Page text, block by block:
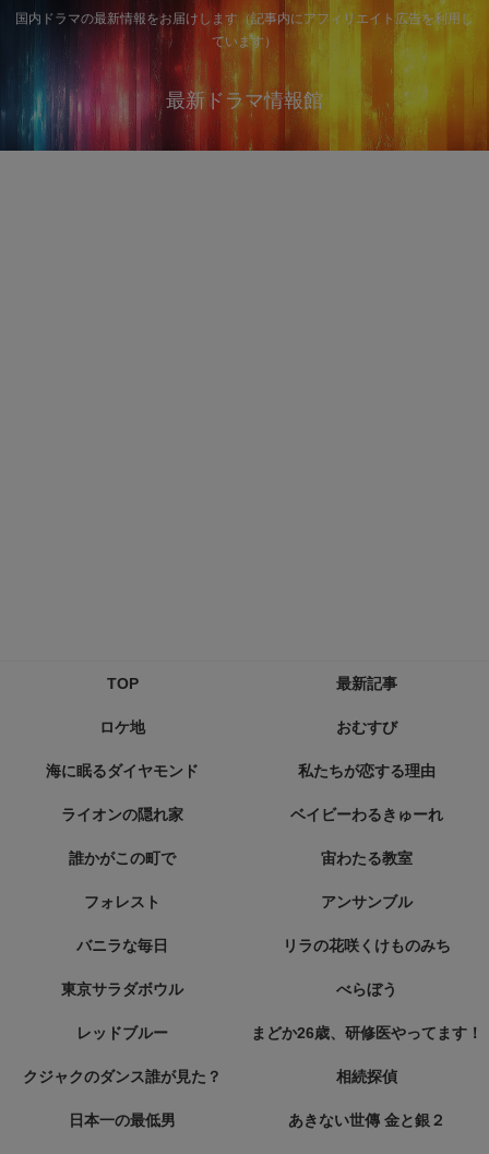
国内ドラマの最新情報をお届けします（記事内にアフィリエイト広告を利用し
ています）
最新ドラマ情報館
TOP 最新記事
ロケ地 おむすび
海に眠るダイヤモンド 私たちが恋する理由
ライオンの隠れ家 ベイビーわるきゅーれ
誰かがこの町で 宙わたる教室
フォレスト アンサンブル
バニラな毎日 リラの花咲くけものみち
東京サラダボウル べらぼう
レッドブルー まどか26歳、研修医やってます！
クジャクのダンス誰が見た？ 相続探偵
日本一の最低男 あきない世傳 金と銀２